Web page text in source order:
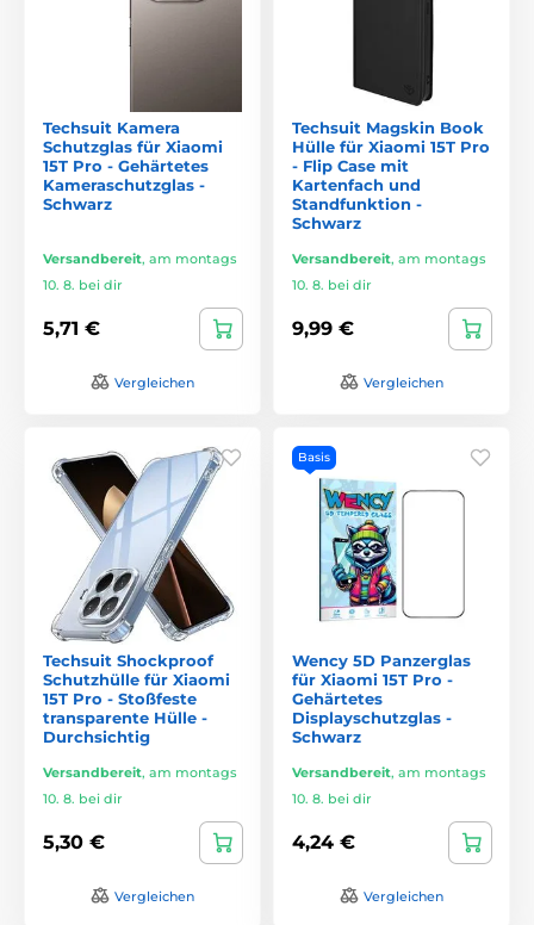
Techsuit Kamera
Schutzglas für Xiaomi
15T Pro - Gehärtetes
Kameraschutzglas -
Schwarz
Versandbereit, am montags
10. 8. bei dir
5,71 €
Vergleichen
Techsuit Magskin Book
Hülle für Xiaomi 15T Pro
- Flip Case mit
Kartenfach und
Standfunktion -
Schwarz
Versandbereit, am montags
10. 8. bei dir
9,99 €
Vergleichen
Techsuit Shockproof
Schutzhülle für Xiaomi
15T Pro - Stoßfeste
transparente Hülle -
Durchsichtig
Versandbereit, am montags
10. 8. bei dir
5,30 €
Vergleichen
Basis
Wency 5D Panzerglas
für Xiaomi 15T Pro -
Gehärtetes
Displayschutzglas -
Schwarz
Versandbereit, am montags
10. 8. bei dir
4,24 €
Vergleichen